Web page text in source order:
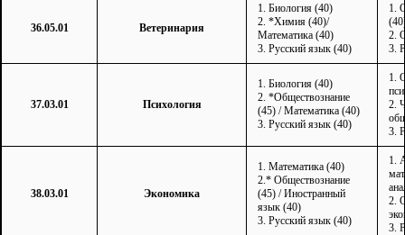
36.05.01 Ветеринария
1. Биология (40)
2. *Химия (40)/
Математика (40)
3. Русский язык (40)
1.
2.
3.
37.03.01 Психология
1. Биология (40)
2. *Обществознание
(45) / Математика (40)
3. Русский язык (40)
1.
2.
3.
38.03.01 Экономика
1. Математика (40)
2.* Обществознание
(45) / Иностранный
язык (40)
3. Русский язык (40)
1.
2.
3.